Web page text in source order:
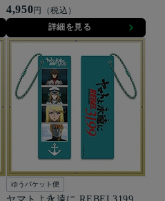
4,950円（税込）
詳細を見る
ゆうパケット便